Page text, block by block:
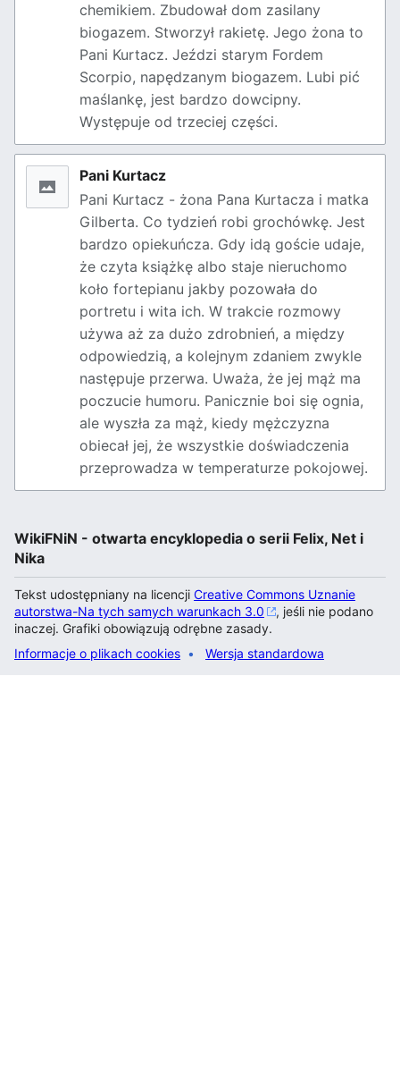
chemikiem. Zbudował dom zasilany
biogazem. Stworzył rakietę. Jego żona to
Pani Kurtacz. Jeździ starym Fordem
Scorpio, napędzanym biogazem. Lubi pić
maślankę, jest bardzo dowcipny.
Występuje od trzeciej części.
Pani Kurtacz
Pani Kurtacz - żona Pana Kurtacza i matka
Gilberta. Co tydzień robi grochówkę. Jest
bardzo opiekuńcza. Gdy idą goście udaje,
że czyta książkę albo staje nieruchomo
koło fortepianu jakby pozowała do
portretu i wita ich. W trakcie rozmowy
używa aż za dużo zdrobnień, a między
odpowiedzią, a kolejnym zdaniem zwykle
następuje przerwa. Uważa, że jej mąż ma
poczucie humoru. Panicznie boi się ognia,
ale wyszła za mąż, kiedy mężczyzna
obiecał jej, że wszystkie doświadczenia
przeprowadza w temperaturze pokojowej.
WikiFNiN - otwarta encyklopedia o serii Felix, Net i
Nika
Tekst udostępniany na licencji Creative Commons Uznanie
autorstwa-Na tych samych warunkach 3.0
, jeśli nie podano
inaczej. Grafiki obowiązują odrębne zasady.
Informacje o plikach cookies
Wersja standardowa